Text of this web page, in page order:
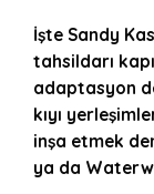
İşte Sandy
tahsildarı
adaptasyon
kıyı
inşa etmek
ya da